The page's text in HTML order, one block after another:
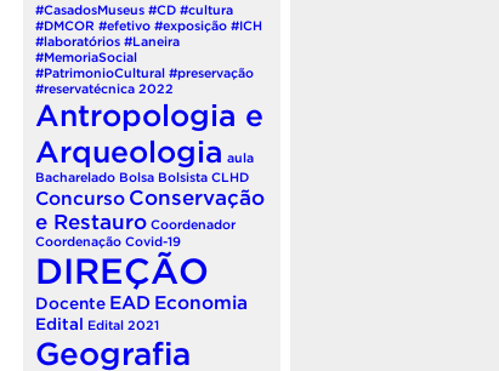
#CasadosMuseus #CD #cultura
#DMCOR #efetivo #exposição #ICH
#laboratórios #Laneira
#MemoriaSocial
#PatrimonioCultural #preservação
#reservatécnica 2022
Antropologia e
Arqueologia aula
Bacharelado Bolsa Bolsista CLHD
Concurso Conservação
e Restauro Coordenador
Coordenação Covid-19
DIREÇÃO
Docente EAD Economia
Edital Edital 2021
Geografia